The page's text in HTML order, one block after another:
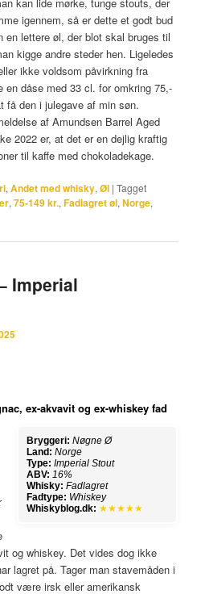
igennem, så er dette et godt bud
en lettere øl, der blot skal bruges til
kigge andre steder hen. Ligeledes
ikke voldsom påvirkning fra
en dåse med 33 cl. for omkring 75,-
få den i julegave af min søn.
af Amundsen Barrel Aged
2022 er, at det er en dejlig kraftig
til kaffe med chokoladekage.
,Andet med whisky,Øl |Tagget
,75-149 kr.,Fadlagret øl,Norge,
Imperial
ex-akvavit og ex-whiskey fad
Bryggeri: Nøgne Ø
Land: Norge
Type: Imperial Stout
ABV: 16%
Whisky: Fadlagret
Fadtype: Whiskey
Whiskyblog.dk: ★★★★★
og whiskey. Det vides dog ikke
lagret på. Tager man stavemåden i
være irsk eller amerikansk